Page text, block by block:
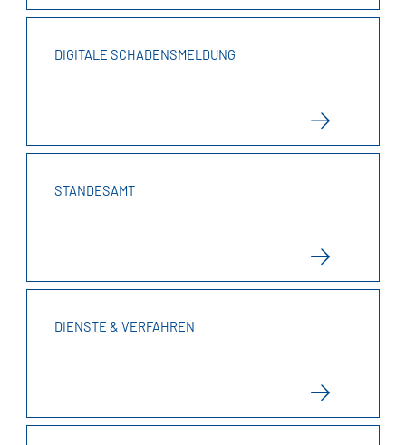
DIGITALE SCHADENSMELDUNG
STANDESAMT
DIENSTE & VERFAHREN